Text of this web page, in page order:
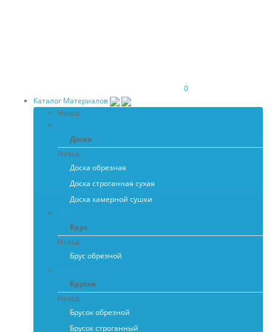
0
Каталог Материалов
Назад
Доска
Назад
Доска обрезная
Доска строганная сухая
Доска камерной сушки
Брус
Назад
Брус обрезной
Брусок
Назад
Брусок обрезной
Брусок строганный